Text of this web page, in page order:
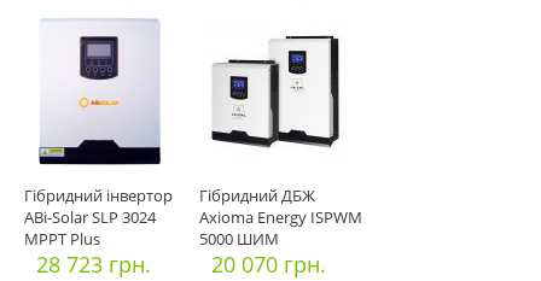
Гібридний інвертор
ABi-Solar SLP 3024
MPPT Plus
28 723 грн.
Гібридний ДБЖ
Axioma Energy ISPWM
5000 ШИМ
20 070 грн.